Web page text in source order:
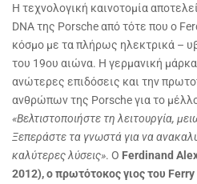
Η τεχνολογική καινοτομία
DNA της Porsche από τότε που ο
κόσμο με τα πλήρως ηλεκτρικά –
του 19ου αιώνα. Η γερμανική
ανώτερες επιδόσεις και την
ανθρώπων της Porsche για το
«Βελτιστοποιήστε τη λειτουργία,
Ξεπεράστε τα γνωστά για να
καλύτερες λύσεις». Ο Ferdinand
2012), ο πρωτότοκος γιος του